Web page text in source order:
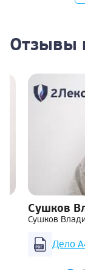
Отзывы
Сушков
Сушков
Дело